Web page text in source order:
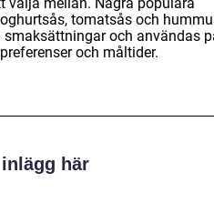
tomatsås och
och användas
och måltider.
här